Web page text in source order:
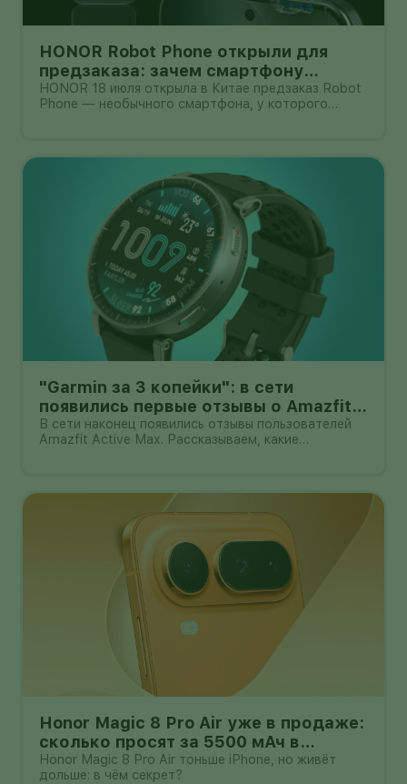
HONOR Robot Phone открыли для
предзаказа: зачем смартфону
камера на роботизированной руке
HONOR 18 июля открыла в Китае предзаказ Robot
Phone — необычного смартфона, у которого
"Garmin за 3 копейки": в сети
появились первые отзывы о Amazfit
Active Max с оффлайн-картами
В сети наконец появились отзывы пользователей
Amazfit Active Max. Рассказываем, какие
Honor Magic 8 Pro Air уже в продаже:
сколько просят за 5500 мАч в
корпусе толщиной всего 6,1 мм?
Honor Magic 8 Pro Air тоньше iPhone, но живёт
дольше: в чём секрет?